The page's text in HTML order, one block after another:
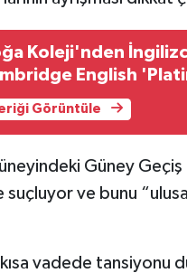
Koleji'nden
English
Görüntüle
Güney Geçiş
ve bunu
kısa vadede